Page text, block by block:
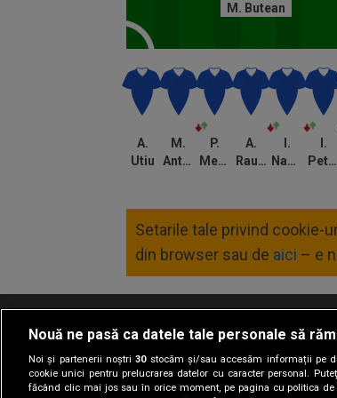
M. Butean
A.
Utiu
M.
Antoche
P.
Medina
A.
Rauta
I.
Nastasie
I.
Petrescu
Setarile tale privind cookie-
din browser sau de aici – e
Termeni si conditii Politica
Nouă ne pasă ca datele tale personale să
Noi și partenerii noștri30stocăm și/sau accesăm informații pe
cookie unici pentru prelucrarea datelor cu caracter personal.
făcând clic mai jos sau în orice moment, pe pagina cu politica